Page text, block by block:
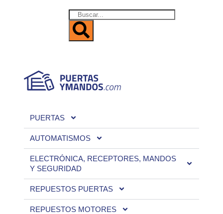
PUERTAS
AUTOMATISMOS
ELECTRÓNICA, RECEPTORES, MANDOS
Y SEGURIDAD
REPUESTOS PUERTAS
REPUESTOS MOTORES